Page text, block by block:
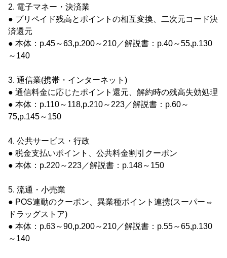
2. 電子マネー・決済業
● プリペイド残高とポイントの相互変換、二次元コード決
済還元
● 本体：p.45～63,p.200～210／解説書：p.40～55,p.130
～140
3. 通信業(携帯・インターネット)
● 通信料金に応じたポイント還元、解約時の残高失効処理
● 本体：p.110～118,p.210～223／解説書：p.60～
75,p.145～150
4. 公共サービス・行政
● 税金支払いポイント、公共料金割引クーポン
● 本体：p.220～223／解説書：p.148～150
5. 流通・小売業
● POS連動のクーポン、異業種ポイント連携(スーパー⇔
ドラッグストア)
● 本体：p.63～90,p.200～210／解説書：p.55～65,p.130
～140